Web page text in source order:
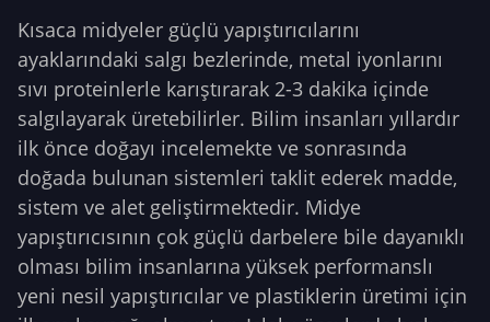
Kısaca midyeler güçlü yapıştırıcılarını
ayaklarındaki salgı bezlerinde, metal iyonlarını
sıvı proteinlerle karıştırarak 2-3 dakika içinde
salgılayarak üretebilirler. Bilim insanları yıllardır
ilk önce doğayı incelemekte ve sonrasında
doğada bulunan sistemleri taklit ederek madde,
sistem ve alet geliştirmektedir. Midye
yapıştırıcısının çok güçlü darbelere bile dayanıklı
olması bilim insanlarına yüksek performanslı
yeni nesil yapıştırıcılar ve plastiklerin üretimi için